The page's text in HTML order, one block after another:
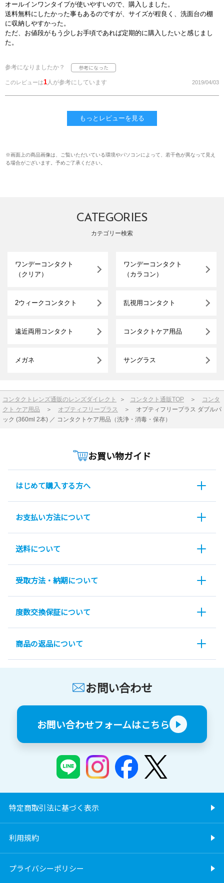
オールインワンタイプが使いやすいので、購入しました。
送料無料にしたかった事もあるのですが、サイズが程良く、洗面台の棚
に収納しやすかった。
ただ、お値段がもう少しお手頃であれば定期的に購入したいと感じまし
た。
参考になりましたか？
このレビューは1人が参考にしています 2019/04/03
もっとレビューを見る
※画面上の商品画像は、ご覧いただいている環境やパソコンによって、若干色が異なって見え
る場合がございます。予めご了承ください。
CATEGORIES
カテゴリー検索
ワンデーコンタクト
（クリア）
ワンデーコンタクト
（カラコン）
2ウィークコンタクト 乱視用コンタクト
遠近両用コンタクト コンタクトケア用品
メガネ サングラス
コンタクトレンズ通販のレンズダイレクト ＞ コンタクト通販TOP ＞
コンタ
クト ケア用品 ＞ オプティフリープラス ＞ オプティフリープラス ダブルパ
ック (360ml 2本) ／ コンタクトケア用品（洗浄・消毒・保存）
お買い物ガイド
はじめて購入する方へ
お支払い方法について
送料について
受取方法・納期について
度数交換保証について
商品の返品について
お問い合わせ
お問い合わせフォームはこちら
特定商取引法に基づく表示
利用規約
プライバシーポリシー